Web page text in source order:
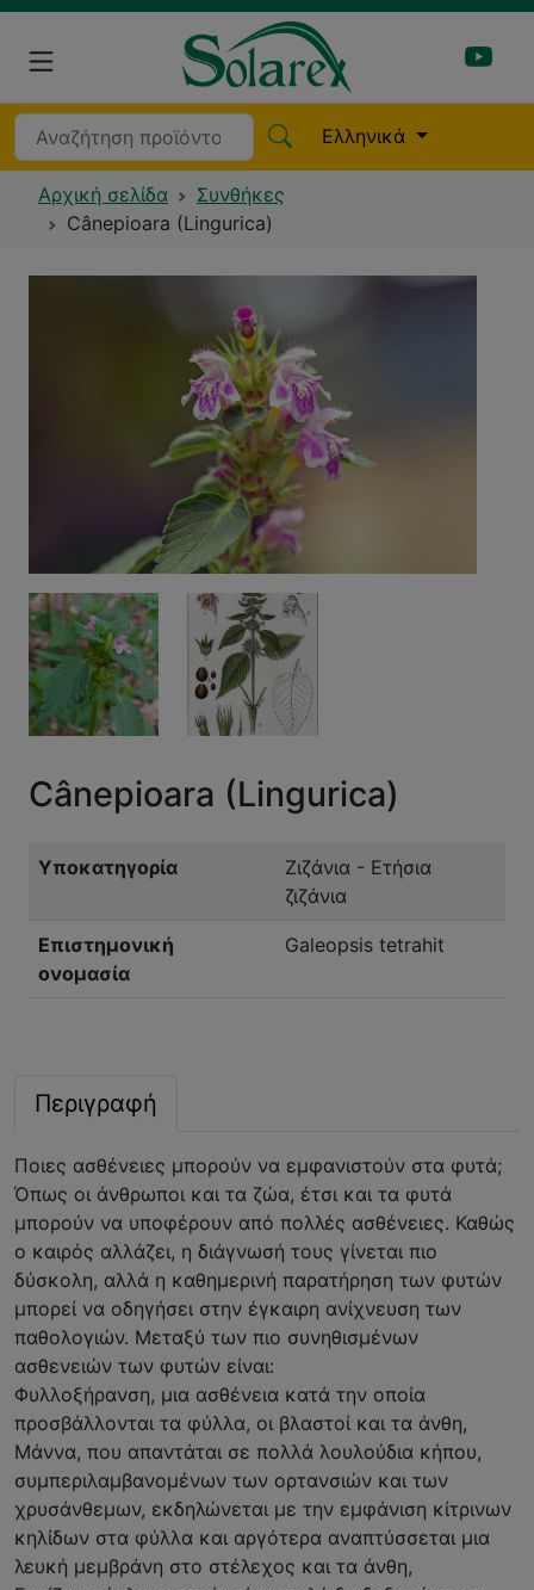
Ελληνικά
Αρχική σελίδα
Συνθήκες
Cânepioara (Lingurica)
Cânepioara (Lingurica)
Υποκατηγορία
Ζιζάνια - Ετήσια
ζιζάνια
Επιστημονική
ονομασία
Galeopsis tetrahit
Περιγραφή
Ποιες ασθένειες μπορούν να εμφανιστούν στα φυτά;
Όπως οι άνθρωποι και τα ζώα, έτσι και τα φυτά
μπορούν να υποφέρουν από πολλές ασθένειες. Καθώς
ο καιρός αλλάζει, η διάγνωσή τους γίνεται πιο
δύσκολη, αλλά η καθημερινή παρατήρηση των φυτών
μπορεί να οδηγήσει στην έγκαιρη ανίχνευση των
παθολογιών. Μεταξύ των πιο συνηθισμένων
ασθενειών των φυτών είναι:
Φυλλοξήρανση, μια ασθένεια κατά την οποία
προσβάλλονται τα φύλλα, οι βλαστοί και τα άνθη,
Μάννα, που απαντάται σε πολλά λουλούδια κήπου,
συμπεριλαμβανομένων των ορτανσιών και των
χρυσάνθεμων, εκδηλώνεται με την εμφάνιση κίτρινων
κηλίδων στα φύλλα και αργότερα αναπτύσσεται μια
λευκή μεμβράνη στο στέλεχος και τα άνθη,